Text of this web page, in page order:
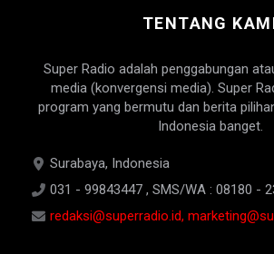
TENTANG
Super Radio adalah penggabungan
media (konvergensi media). Super
program yang bermutu dan berita
Indonesia banget.
Surabaya, Indonesia
031 - 99843447 , SMS/WA : 08180 -
redaksi@superradio.id,